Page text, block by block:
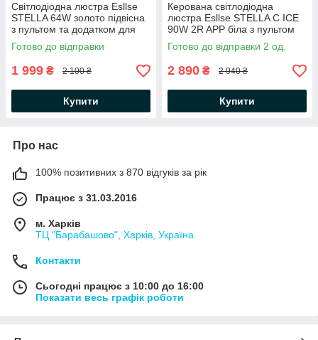
Світлодіодна люстра Esllse
STELLA 64W золото підвісна
з пультом та додатком для
телефону R-APP-400Х1200-
GOLD/WHITE-220-IP20
Готово до відправки
1 999 ₴ 2 100 ₴
Купити
Керована світлодіодна
люстра Esllse STELLA C ICE
90W 2R APP біла з пультом
та додатком для смартфону
Ø500×215мм WHITE 220V
IP20
Готово до відправки 2 од.
2 890 ₴ 2 940 ₴
Купити
Про нас
100% позитивних з 870 відгуків за рік
Працює з 31.03.2016
м. Харків
ТЦ "Барабашово", Харків, Україна
Контакти
Сьогодні працює з 10:00 до 16:00
Показати весь графік роботи